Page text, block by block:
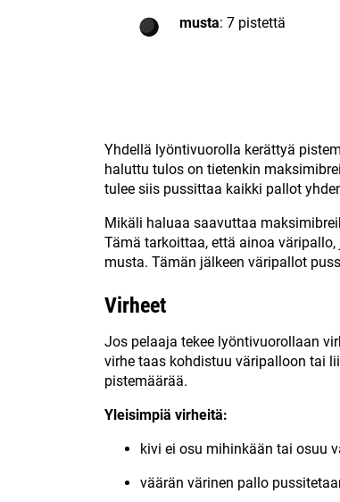
musta: 7 pistettä
Yhdellä lyöntivuorolla kerättyä
haluttu tulos on tietenkin
tulee siis pussittaa kaikki pallot
Mikäli haluaa saavuttaa
Tämä tarkoittaa, että ainoa
musta. Tämän jälkeen väripallot
Virheet
Jos pelaaja tekee lyöntivuorollaan
virhe taas kohdistuu väripalloon tai
pistemäärää.
Yleisimpiä virheitä:
kivi ei osu mihinkään tai osuu
väärän värinen pallo